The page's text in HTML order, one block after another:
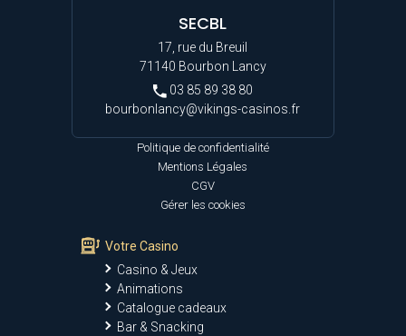
SECBL
17, rue du Breuil
71140 Bourbon Lancy
03 85 89 38 80
bourbonlancy@vikings-casinos.fr
Politique de confidentialité
Mentions Légales
CGV
Gérer les cookies
Votre Casino
Casino & Jeux
Animations
Catalogue cadeaux
Bar & Snacking